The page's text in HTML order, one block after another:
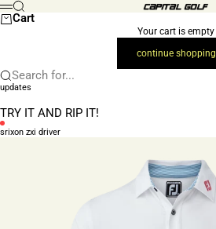
Skip to content Capital Golf (Retail)
Menu
Search
Cart
Your cart is empty
continue shopping
Search for...
updates
TRY IT AND RIP IT!
srixon zxi driver